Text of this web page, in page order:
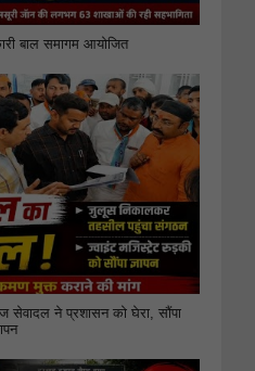
बाल समागम आयोजित
सेवादल ने प्रशासन को घेरा, सौंपा